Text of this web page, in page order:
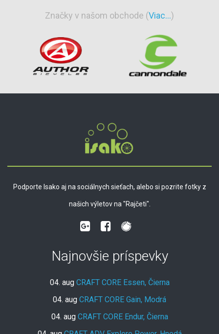
Značky v našom obchode (Viac...)
Podporte Isako aj na sociálnych sieťach, alebo si pozrite fotky z
našich výletov na "Rajčeti".
Najnovšie príspevky
04. aug CRAFT CORE Essen, Čierna
04. aug CRAFT CORE Gain, Modrá
04. aug CRAFT CORE Endur, Čierna